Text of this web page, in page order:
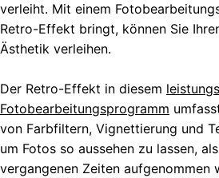
verleiht. Mit einem
Retro-Effekt bringt, können Sie
Ästhetik verleihen.
Der Retro-Effekt in diesem
Fotobearbeitungsprogramm
von Farbfiltern, Vignettierung und
um Fotos so aussehen zu lassen,
vergangenen Zeiten aufgenommen